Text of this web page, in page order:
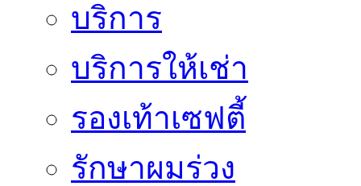
บริการ
บริการให้เช่า
รองเท้าเซฟตี้
รักษาผมร่วง